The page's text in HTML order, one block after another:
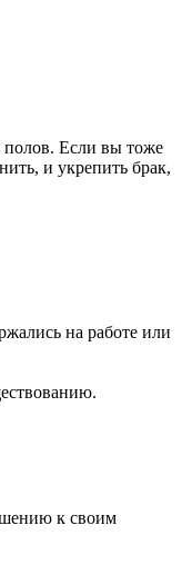
полов. Если вы тоже
и укрепить брак,
на работе или
к своим